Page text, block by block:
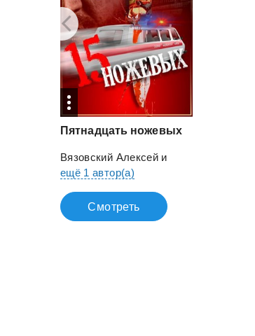
Пятнадцать ножевых
Вязовский Алексейи
ещё 1 автор(а)
Смотреть